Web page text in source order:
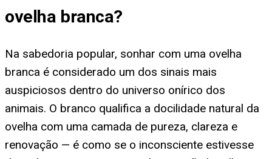
ovelha branca?
Na sabedoria popular, sonhar com uma ovelha
branca é considerado um dos sinais mais
auspiciosos dentro do universo onírico dos
animais. O branco qualifica a docilidade natural da
ovelha com uma camada de pureza, clareza e
renovação — é como se o inconsciente estivesse